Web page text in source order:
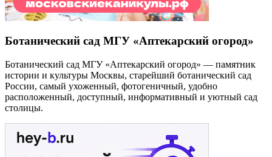
Ботанический сад МГУ «Аптекарский огород»
Ботанический сад МГУ «Аптекарский огород» — памятник
истории и культуры Москвы, старейший ботанический сад
России, самый ухоженный, фотогеничный, удобно
расположенный, доступный, информативный и уютный сад
столицы.